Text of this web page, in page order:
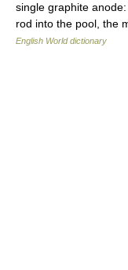
single graphite
rod into the pool, the
English World dictionary